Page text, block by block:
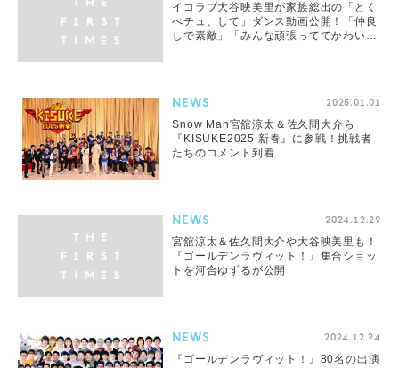
イコラブ大谷映美里が家族総出の「とく
べチュ、して」ダンス動画公開！「仲良
しで素敵」「みんな頑張っててかわい
NEWS 2025.01.01
Snow Man宮舘涼太＆佐久間大介ら
『KISUKE2025 新春』に参戦！挑戦者
たちのコメント到着
NEWS 2024.12.29
宮舘涼太＆佐久間大介や大谷映美里も！
『ゴールデンラヴィット！』集合ショッ
トを河合ゆずるが公開
NEWS 2024.12.24
『ゴールデンラヴィット！』80名の出演